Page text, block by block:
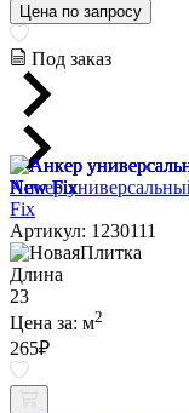
Цена по запросу
Под заказ
Анкер
Fix
Артикул: 1230111
Длина
23
Цена за: м2
265₽